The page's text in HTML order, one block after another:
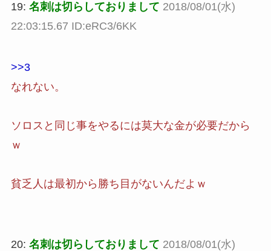
19: 名刺は切らしておりまして 2018/08/01(水)
22:03:15.67 ID:eRC3/6KK
>>3
なれない。
ソロスと同じ事をやるには莫大な金が必要だから
ｗ
貧乏人は最初から勝ち目がないんだよｗ
20: 名刺は切らしておりまして 2018/08/01(水)